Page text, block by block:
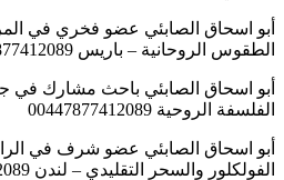
أبو اسحاق الصابئي عضو فخري في
الطقوس الروحانية – باريس 00447877412089
أبو اسحاق الصابئي باحث مشارك في
الفلسفة الروحية 00447877412089
أبو اسحاق الصابئي عضو شرف في
الفولكلور والسحر التقليدي – لندن 00447877412089